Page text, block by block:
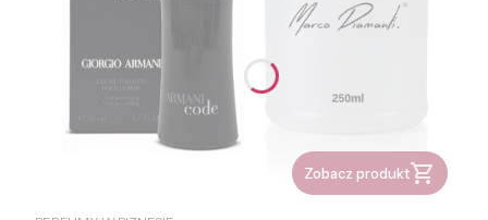
Zobacz produkt
PRODUCENT